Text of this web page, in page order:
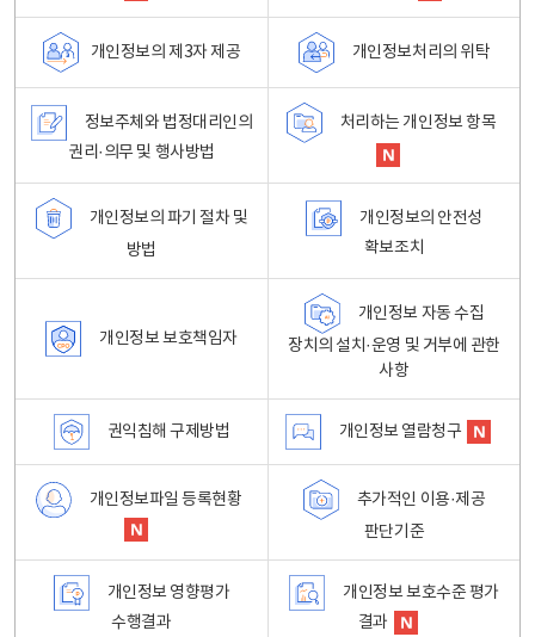
개인정보의 제3자 제공 개인정보처리의 위탁
정보주체와 법정대리인의
권리·의무 및 행사방법
처리하는 개인정보 항목
개인정보의 파기 절차 및
방법
개인정보의 안전성
확보조치
개인정보 보호책임자
개인정보 자동 수집
장치의 설치·운영 및 거부에 관한
사항
권익침해 구제방법 개인정보 열람청구
개인정보파일 등록현황
추가적인 이용·제공
판단기준
개인정보 영향평가
수행결과
개인정보 보호수준 평가
결과